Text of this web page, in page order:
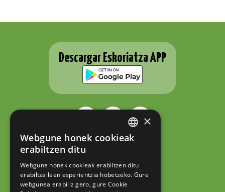
Descargar Eskoriatza APP
ESKORIATZAKO UDALA
Fernando Eskoriatza plaza 1
20540 Eskoriatza (Gipuzkoa)
Tel.: 943 71 44 07
hazi@eskoriatza.eus
BASQUE
×
Webgune honek cookieak
erabiltzen ditu
Webgune honek cookieak erabiltzen ditu
erabiltzaileen esperientzia hobetzeko. Gure
webgunea erabiliz gero, gure Cookie